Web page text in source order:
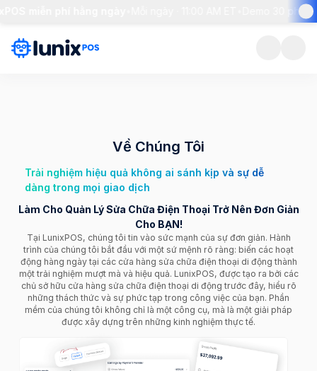
Demo 30 phút
Về Chúng Tôi
Trải nghiệm hiệu quả không ai sánh kịp và sự dễ
dàng trong mọi giao dịch
Làm Cho Quản Lý Sửa Chữa Điện Thoại Trở Nên Đơn Giản
Cho BẠN!
Tại LunixPOS, chúng tôi tin vào sức mạnh của sự đơn giản. Hành
trình của chúng tôi bắt đầu với một sứ mệnh rõ ràng: biến các hoạt
động hàng ngày tại các cửa hàng sửa chữa điện thoại di động thành
một trải nghiệm mượt mà và hiệu quả. LunixPOS, được tạo ra bởi các
chủ sở hữu cửa hàng sửa chữa điện thoại di động trước đây, hiểu rõ
những thách thức và sự phức tạp trong công việc của bạn. Phần
mềm của chúng tôi không chỉ là một công cụ, mà là một giải pháp
được xây dựng trên những kinh nghiệm thực tế.